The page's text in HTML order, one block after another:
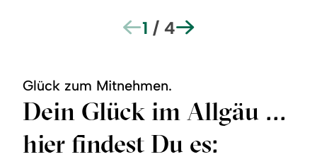
1 / 4
Glück zum Mitnehmen.
Dein Glück im Allgäu ...
hier findest Du es: